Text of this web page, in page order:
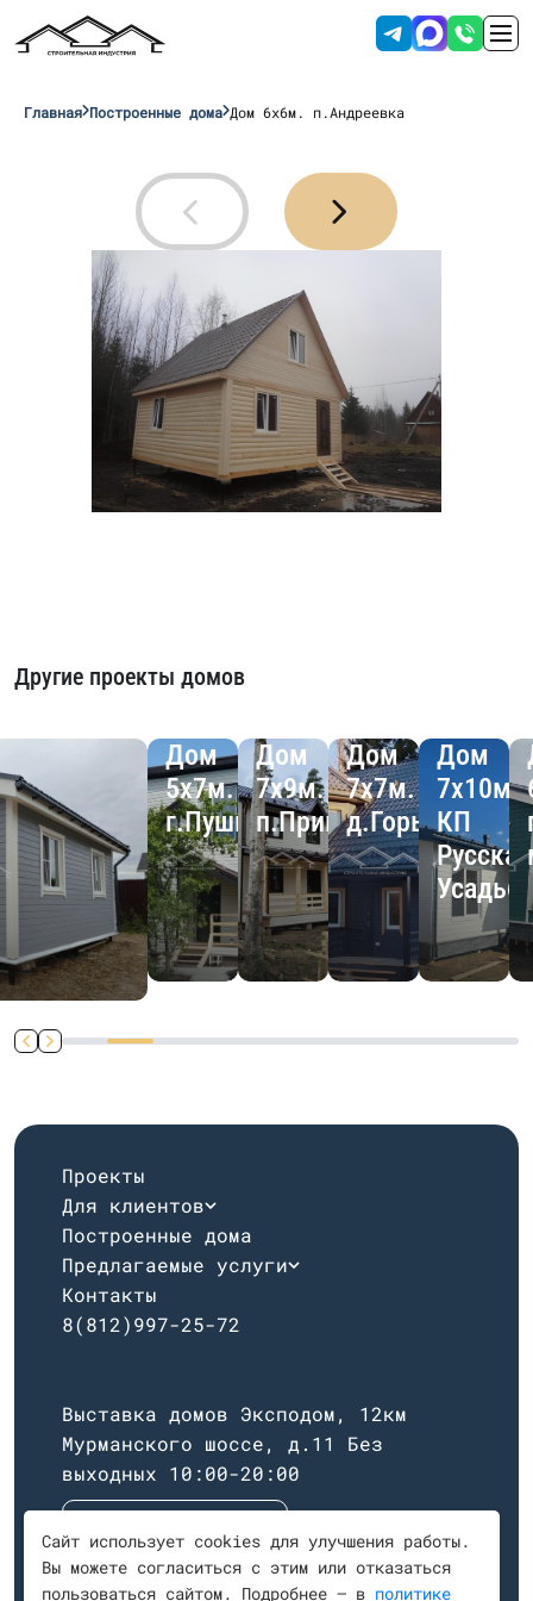
Главная Построенные дома Дом 6х6м. п.Андреевка
Другие проекты домов
Дом
5х7м.
г.Пушкин
Дом
7х9м.
п.Приветное
Дом
7х7м.
д.Горы
Дом
7х10м.
КП
Русская
Усадьба
Проекты
Для клиентов
Построенные дома
Предлагаемые услуги
Контакты
8(812)997-25-72
Выставка домов Эксподом, 12км
Мурманского шоссе, д.11 Без
выходных 10:00-20:00
Построить маршрут
Отправляя данные вы соглашаетесь с
условиями обработки персональных
Сайт использует cookies для улучшения работы.
Вы можете согласиться с этим или отказаться
пользоваться сайтом. Подробнее — в политике